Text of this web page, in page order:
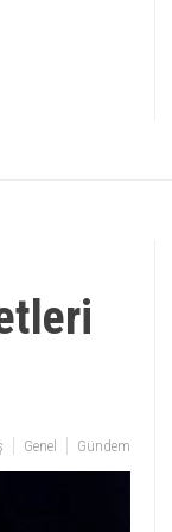
Genel Gündem